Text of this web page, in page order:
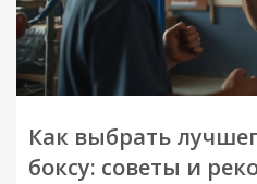
Как выбрать
боксу: советы и